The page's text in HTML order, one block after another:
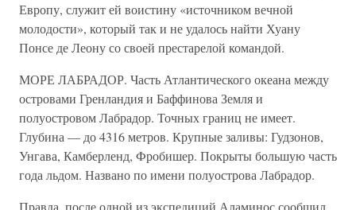
Европу, служит ей воистину «источником вечной
молодости», который так и не удалось найти Хуану
Понсе де Леону со своей престарелой командой.
МОРЕ ЛАБРАДОР. Часть Атлантического океана между
островами Гренландия и Баффинова Земля и
полуостровом Лабрадор. Точных границ не имеет.
Глубина — до 4316 метров. Крупные заливы: Гудзонов,
Унгава, Камберленд, Фробишер. Покрыты большую часть
года льдом. Названо по имени полуострова Лабрадор.
Правда, после одной из экспедиций Аламинос сообщил,